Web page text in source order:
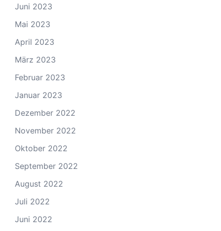
Juni 2023
Mai 2023
April 2023
März 2023
Februar 2023
Januar 2023
Dezember 2022
November 2022
Oktober 2022
September 2022
August 2022
Juli 2022
Juni 2022